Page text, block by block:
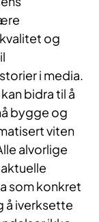
og
i media.
bidra til å
bygge og
viten
alvorlige
som konkret
å iverksette